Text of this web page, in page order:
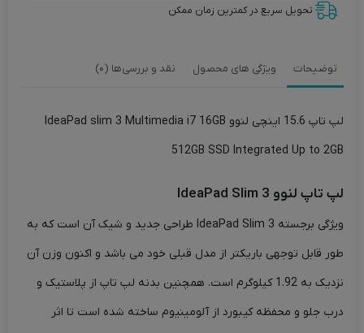
تحویل سریع در کمترین زمان ممکن
توضیحات ویژگی های محصول نقد و بررسی‌ها (0)
لپ تاپ 15.6 اینچی لنوو IdeaPad slim 3 Multimedia i7 16GB
512GB SSD Integrated Up to 2GB
لپ تاپ لنوو IdeaPad Slim 3
ویژگی برجسته IdeaPad Slim 3 طراحی جدید و شیک آن است که به
طور قابل توجهی باریکتر از مدل قبلی خود می باشد و اکنون وزن آن
نزدیک به 1.92 کیلوگرم است. همچنین بدنه لپ تاپ از پلاستیک و
درب جلو و محفظه کیبورد از آلومینیوم ساخته شده است تا اثر